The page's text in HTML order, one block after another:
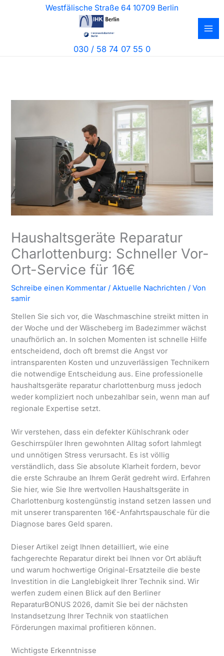
Westfälische Straße 64 10709 Berlin
030 / 58 74 07 55 0
Haushaltsgeräte Reparatur
Charlottenburg: Schneller Vor-
Ort-Service für 16€
Schreibe einen Kommentar /Aktuelle Nachrichten / Von
samir
Stellen Sie sich vor, die Waschmaschine streikt mitten in
der Woche und der Wäscheberg im Badezimmer wächst
unaufhörlich an. In solchen Momenten ist schnelle Hilfe
entscheidend, doch oft bremst die Angst vor
intransparenten Kosten und unzuverlässigen Technikern
die notwendige Entscheidung aus. Eine professionelle
haushaltsgeräte reparatur charlottenburg muss jedoch
weder kompliziert noch unbezahlbar sein, wenn man auf
regionale Expertise setzt.
Wir verstehen, dass ein defekter Kühlschrank oder
Geschirrspüler Ihren gewohnten Alltag sofort lahmlegt
und unnötigen Stress verursacht. Es ist völlig
verständlich, dass Sie absolute Klarheit fordern, bevor
die erste Schraube an Ihrem Gerät gedreht wird. Erfahren
Sie hier, wie Sie Ihre wertvollen Haushaltsgeräte in
Charlottenburg kostengünstig instand setzen lassen und
mit unserer transparenten 16€-Anfahrtspauschale für die
Diagnose bares Geld sparen.
Dieser Artikel zeigt Ihnen detailliert, wie eine
fachgerechte Reparatur direkt bei Ihnen vor Ort abläuft
und warum hochwertige Original-Ersatzteile die beste
Investition in die Langlebigkeit Ihrer Technik sind. Wir
werfen zudem einen Blick auf den Berliner
ReparaturBONUS 2026, damit Sie bei der nächsten
Instandsetzung Ihrer Technik von staatlichen
Förderungen maximal profitieren können.
Wichtigste Erkenntnisse